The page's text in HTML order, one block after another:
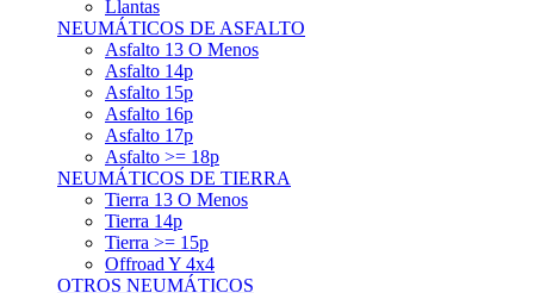
Asfalto 13 O Menos
Asfalto 14p
Asfalto 15p
Asfalto 16p
Asfalto 17p
Asfalto >= 18p
NEUMÁTICOS DE TIERRA
Tierra 13 O Menos
Tierra 14p
Tierra >= 15p
Offroad Y 4x4
OTROS NEUMÁTICOS
Otros Tipos De Neumáticos